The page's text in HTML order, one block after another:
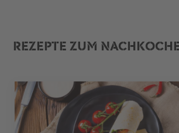
REZEPTE ZUM